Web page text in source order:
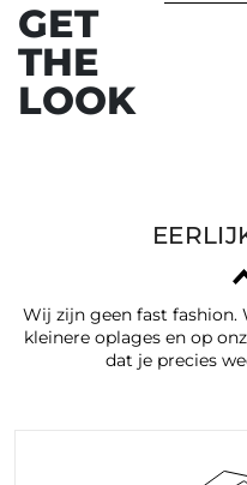
GET
THE
LOOK
Wij zijn geen fast fashion.
kleinere oplages en op
dat je precies